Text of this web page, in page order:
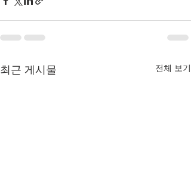
최근 게시물 전체 보기